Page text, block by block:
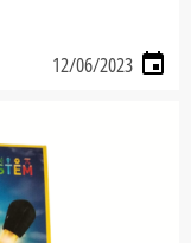
12/06/2023